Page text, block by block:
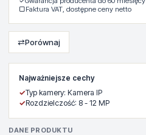
Najważniejsze cechy
✓Typ kamery: Kamera IP
✓Rozdzielczość: 8 - 12 MP
DANE PRODUKTU
▢Faktura VAT, dostępne ceny netto
⇄Porównaj